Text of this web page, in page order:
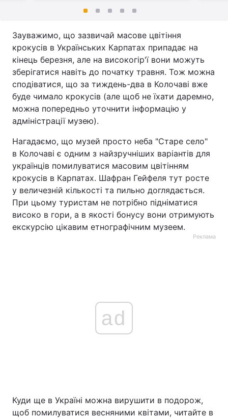
Зауважимо, що зазвичай масове цвітіння
крокусів в Українських Карпатах припадає на
кінець березня, але на високогір'ї вони можуть
зберігатися навіть до початку травня. Тож можна
сподіватися, що за тиждень-два в Колочаві вже
буде чимало крокусів (але щоб не їхати даремно,
можна попередньо уточнити інформацію у
адміністрації музею).
Нагадаємо, що музей просто неба "Старе село"
в Колочаві є одним з найзручніших варіантів для
українців помилуватися масовим цвітінням
крокусів в Карпатах. Шафран Гейфеля тут росте
у величезній кількості та пильно доглядається.
При цьому туристам не потрібно підніматися
високо в гори, а в якості бонусу вони отримують
екскурсію цікавим етнографічним музеем.
Реклама
ad
Куди ще в Україні можна вирушити в подорож,
щоб помилуватися весняними квітами, читайте в